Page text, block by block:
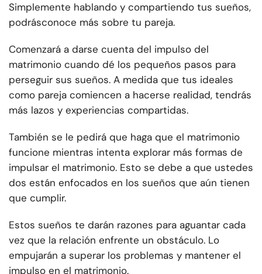
Simplemente hablando y compartiendo tus sueños,
podrásconoce más sobre tu pareja.
Comenzará a darse cuenta del impulso del
matrimonio cuando dé los pequeños pasos para
perseguir sus sueños. A medida que tus ideales
como pareja comiencen a hacerse realidad, tendrás
más lazos y experiencias compartidas.
También se le pedirá que haga que el matrimonio
funcione mientras intenta explorar más formas de
impulsar el matrimonio. Esto se debe a que ustedes
dos están enfocados en los sueños que aún tienen
que cumplir.
Estos sueños te darán razones para aguantar cada
vez que la relación enfrente un obstáculo. Lo
empujarán a superar los problemas y mantener el
impulso en el matrimonio.